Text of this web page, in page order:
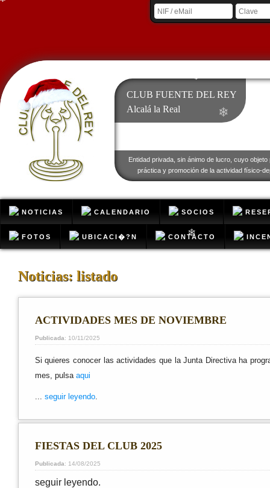
CLUB FUENTE DEL REY
Alcalá la Real
Entidad privada, sin ánimo de lucro, cuyo objeto
práctica y promoción de la actividad físico-
NOTICIAS CALENDARIO SOCIOS
FOTOS UBICACI�?N CONTACTO
Noticias: listado
ACTIVIDADES MES DE NOVIEMBRE
Publicada: 10/11/2025
Si quieres conocer las actividades que la Junta Directiva ha
mes, pulsa aqui
seguir leyendo.
FIESTAS DEL CLUB 2025
Publicada: 14/08/2025
seguir leyendo.
❄
❄
❄